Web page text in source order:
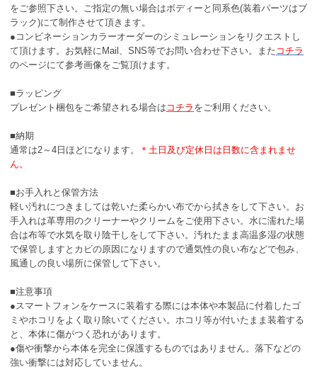
をご参照下さい。ご指定の無い場合はボディーと同系色(装着パーツはブ
ラック)にて制作させて頂きます。
●コンビネーションカラーオーダーのシミュレーションをリクエストし
て頂けます。お気軽にMail、SNS等でお問い合わせ下さい。また コチラ
のページにて参考画像をご覧頂けます。
■ラッピング
プレゼント梱包をご希望される場合は コチラ をご利用ください。
■納期
通常は2～4日ほどになります。
＊土日及び定休日は日数に含まれませ
ん。
■お手入れと保管方法
軽い汚れにつきましては乾いた柔らかい布でから拭きをして下さい。お
手入れは革専用のクリーナーやクリームをご使用下さい。水に濡れた場
合は布等で水気を取り陰干しをして下さい。汚れたまま高温多湿の状態
で保管しますとカビの原因になりますので通気性の良い布などで包み、
風通しの良い場所に保管して下さい。
■注意事項
●スマートフォンをケースに装着する際には本体や本製品に付着したゴ
ミやホコリをよく取り除いてください。ホコリ等が付いたまま装着する
と、本体に傷がつく恐れがあります。
●傷や衝撃から本体を完全に保護するものではありません。落下などの
強い衝撃には対応していません。